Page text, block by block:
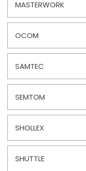
MASTERWORK
OCOM
SAMTEC
SEMTOM
SHOLLEX
SHUTTLE